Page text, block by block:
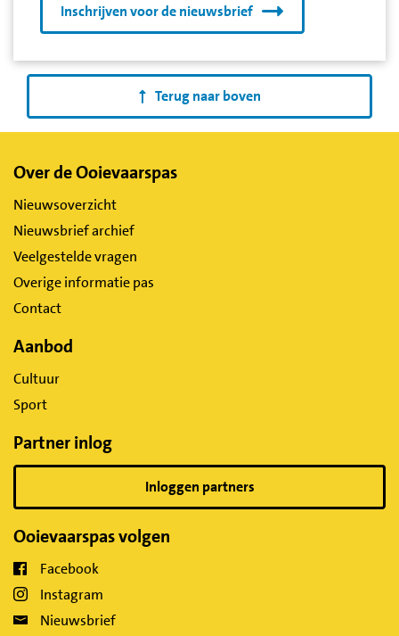
Inschrijven voor de nieuwsbrief
Terug naar boven
Belangrijke
links
Over de Ooievaarspas
Nieuwsoverzicht
Nieuwsbrief archief
Veelgestelde vragen
Overige informatie pas
Contact
Aanbod
Cultuur
Sport
Partner inlog
Inloggen partners
Ooievaarspas volgen
Facebook
Instagram
Nieuwsbrief